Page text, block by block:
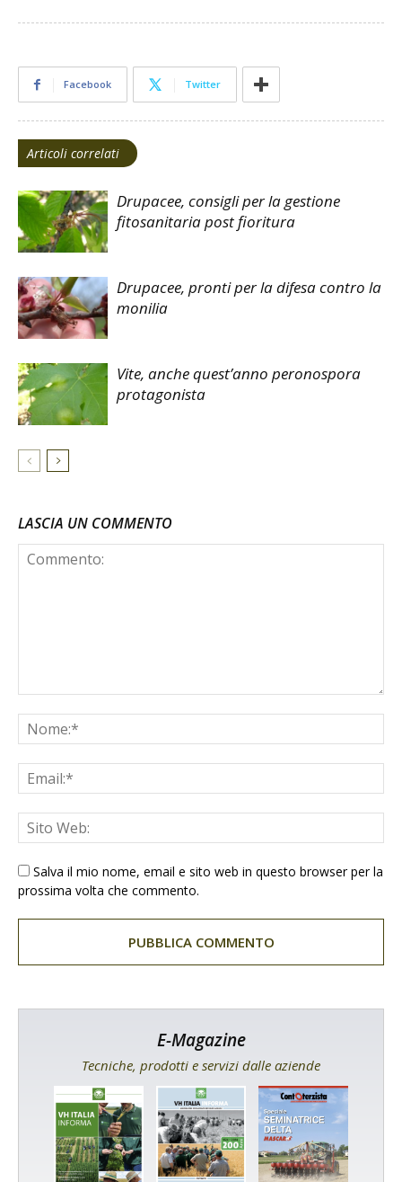
Facebook Twitter
Articoli correlati
Drupacee, consigli per la gestione
fitosanitaria post fioritura
Drupacee, pronti per la difesa contro la
monilia
Vite, anche quest’anno peronospora
protagonista
LASCIA UN COMMENTO
Salva il mio nome, email e sito web in questo browser per la
prossima volta che commento.
E-Magazine
Tecniche, prodotti e servizi dalle aziende